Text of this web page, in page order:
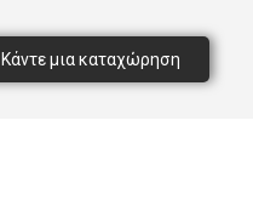
Κάντε μια καταχώρηση